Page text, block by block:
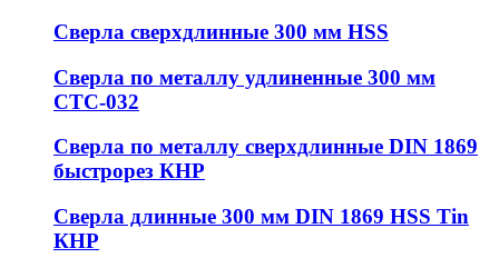
Сверла сверхдлинные 300 мм HSS
Сверла по металлу удлиненные 300 мм
СТС-032
Сверла по металлу сверхдлинные DIN 1869
быстрорез КНР
Сверла длинные 300 мм DIN 1869 HSS Tin
КНР